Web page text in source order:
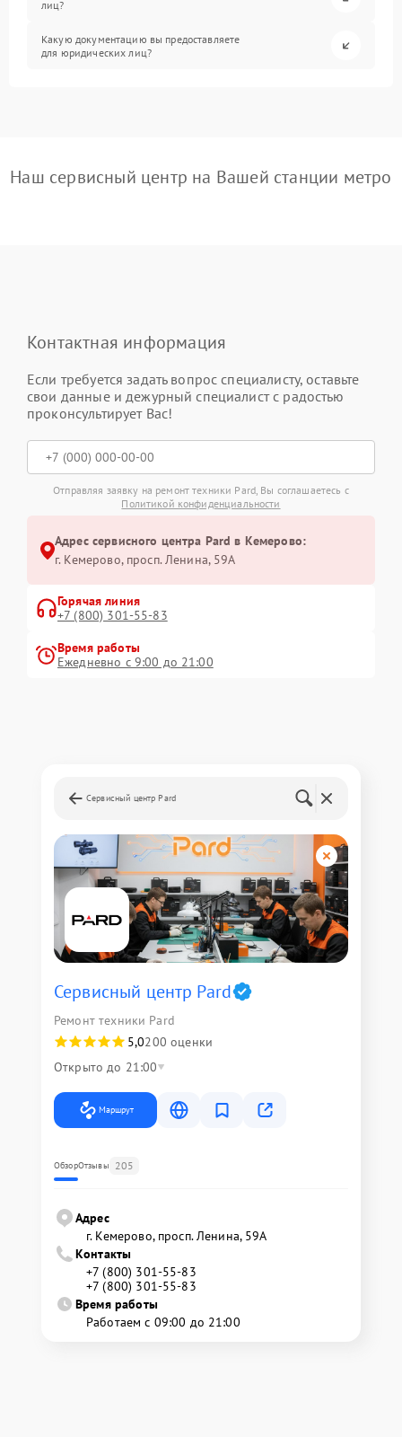
лиц?
Какую документацию вы предоставляете
для юридических лиц?
Наш сервисный центр на Вашей станции метро
Контактная информация
Если требуется задать вопрос специалисту, оставьте
свои данные и дежурный специалист с радостью
проконсультирует Вас!
Отправляя заявку на ремонт техники Pard, Вы соглашаетесь с
Политикой конфиденциальности
Адрес сервисного центра Pard в Кемерово:
г. Кемерово, просп. Ленина, 59А
Горячая линия
+7 (800) 301-55-83
Время работы
Ежедневно с 9:00 до 21:00
Сервисный центр Pard
Сервисный центр Pard
Ремонт техники Pard
5,0200 оценки
Открыто до 21:00
Маршрут
ОбзорОтзывы 205
Адрес
г. Кемерово, просп. Ленина, 59А
Контакты
+7 (800) 301-55-83
+7 (800) 301-55-83
Время работы
Работаем с 09:00 до 21:00